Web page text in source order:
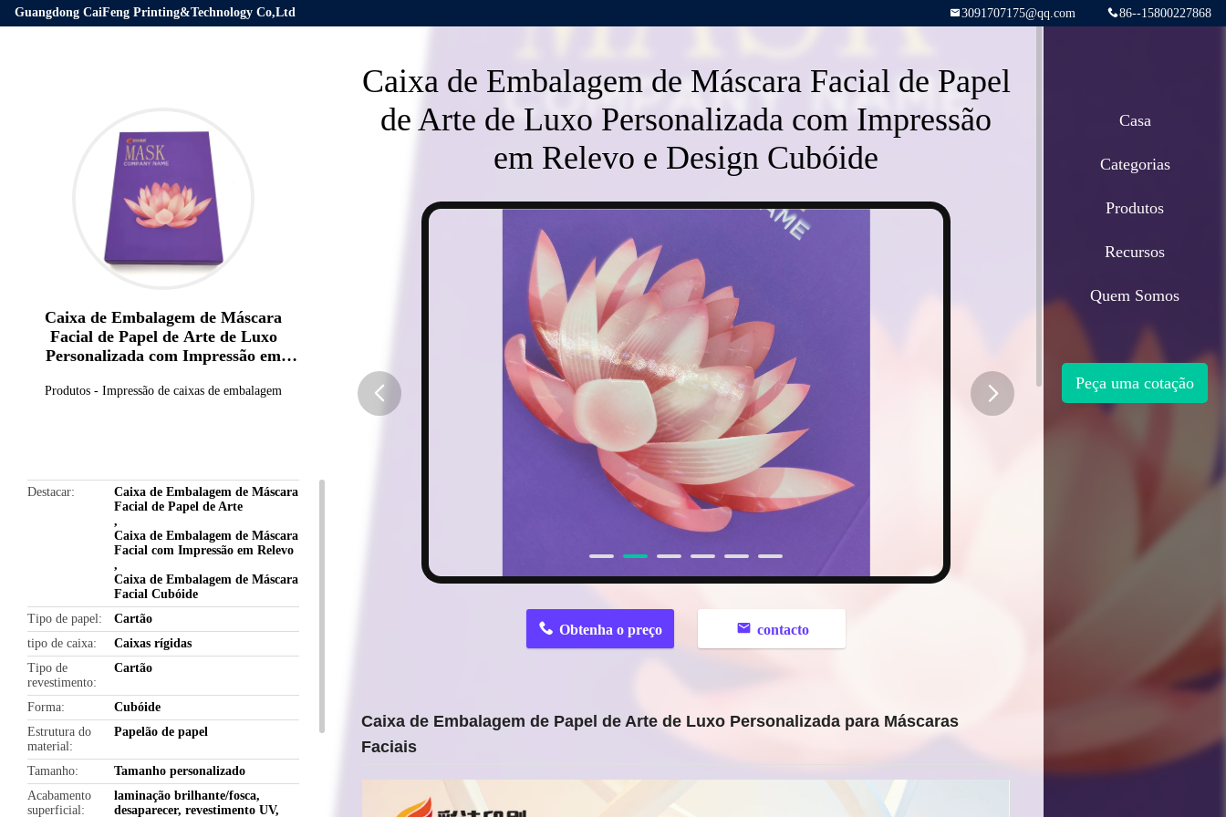
Guangdong CaiFeng Printing&Technology Co,Ltd 86--15800227868
3091707175@qq.com
Caixa de Embalagem de Máscara
Facial de Papel de Arte de Luxo
Personalizada com Impressão em
Produtos - Impressão de caixas de embalagem
Destacar
Caixa de Embalagem de Máscara
Facial de Papel de Arte
,
Caixa de Embalagem de Máscara
Facial com Impressão em Relevo
,
Caixa de Embalagem de Máscara
Facial Cubóide
Tipo de papel
Cartão
tipo de caixa
Caixas rígidas
Tipo de
revestimento
Cartão
Forma
Cubóide
Estrutura do
material
Papelão de papel
Tamanho
Tamanho personalizado
Acabamento
superficial
laminação brilhante/fosca,
desaparecer, revestimento UV,
Caixa de Embalagem de Máscara Facial de Papel
de Arte de Luxo Personalizada com Impressão
em Relevo e Design Cubóide
Obtenha o preço contacto
Caixa de Embalagem de Papel de Arte de Luxo Personalizada para Máscaras
Faciais
Casa
Categorias
Produtos
Recursos
Quem Somos
Peça uma cotação